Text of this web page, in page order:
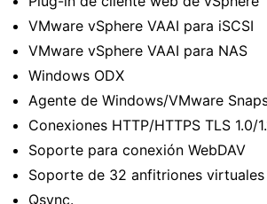
VMware vSphere VAAI para iSCSI
VMware vSphere VAAI para NAS
Windows ODX
Agente de Windows/VMware
Conexiones HTTP/HTTPS TLS 1.0/
Soporte para conexión WebDAV
Soporte de 32 anfitriones virtuales
Qsync.